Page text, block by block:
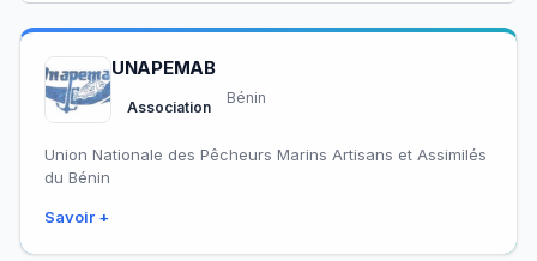
UNAPEMAB
Association
Bénin
Union Nationale des Pêcheurs Marins Artisans et Assimilés
du Bénin
Savoir +